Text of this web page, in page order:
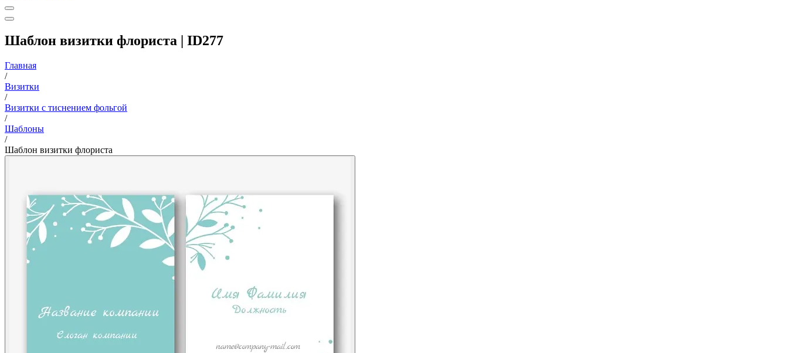
Шаблон визитки флориста | ID277
Главная
/
Визитки
/
Визитки с тиснением фольгой
/
Шаблоны
/
Шаблон визитки флориста